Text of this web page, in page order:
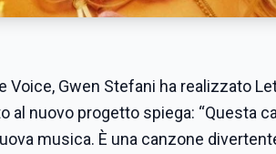
Voice, Gwen Stefani ha realizzato
al nuovo progetto spiega: “Questa
musica. È una canzone